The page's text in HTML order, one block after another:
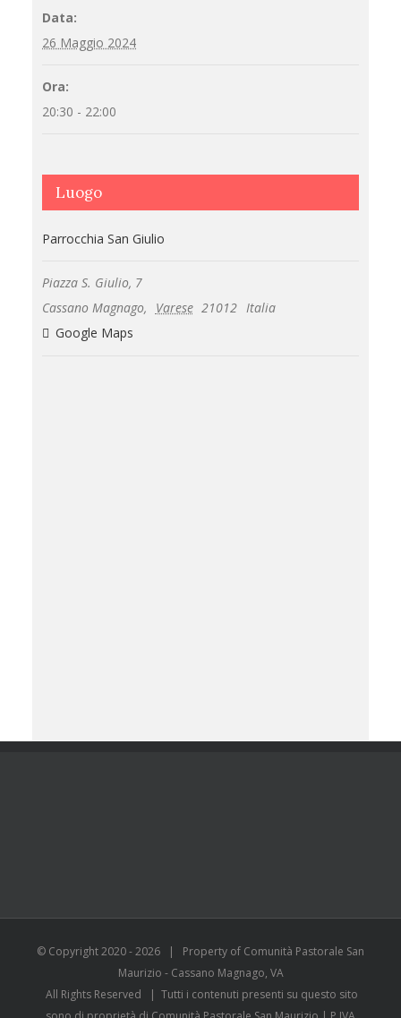
Data:
26 Maggio 2024
Ora:
20:30 - 22:00
Luogo
Parrocchia San Giulio
Piazza S. Giulio, 7
Cassano Magnago, Varese 21012 Italia
Google Maps
© Copyright 2020 -2026 | Property of Comunità Pastorale San
Maurizio - Cassano Magnago, VA
All Rights Reserved | Tutti i contenuti presenti su questo sito